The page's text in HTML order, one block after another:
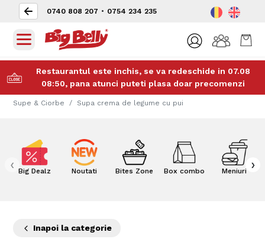
0740 808 207 • 0754 234 235
Restaurantul este inchis, se va redeschide in 07.08
08:50, pana atunci puteti plasa doar precomenzi
Supe & Ciorbe Supa crema de legume cu pui
Big Dealz Noutati Bites Zone Box combo
Meniuri
‹ ›
Inapoi la categorie